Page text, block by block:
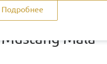
Подробнее
/ Женская одежда
Mala